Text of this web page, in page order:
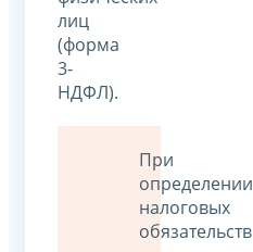
лиц
(форма
3-
НДФЛ).
При
определении
налоговых
обязательств